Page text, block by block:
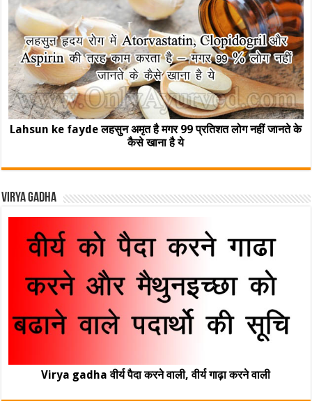
Lahsun ke fayde लहसुन अमृत है मगर 99 प्रतिशत लोग नहीं जानते के
कैसे खाना है ये
Virya Gadha
Virya gadha वीर्य पैदा करने वाली, वीर्य गाढ़ा करने वाली